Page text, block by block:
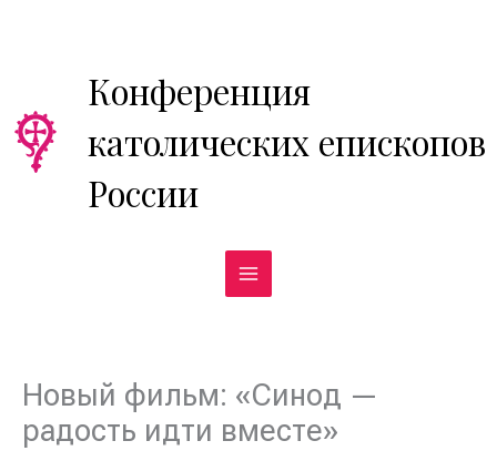
Конференция
католических епископов
России
Новый фильм: «Синод —
радость идти вместе»